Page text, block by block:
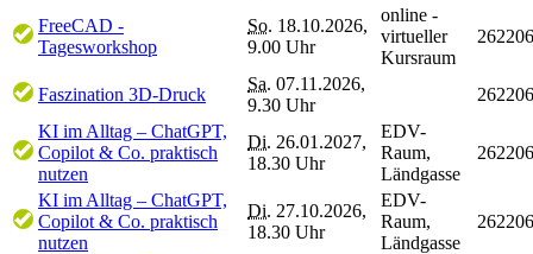
FreeCAD -
Tagesworkshop
So. 18.10.2026,
9.00 Uhr
online -
virtueller
Kursraum
Faszination 3D-Druck
Sa. 07.11.2026,
9.30 Uhr
KI im Alltag – ChatGPT,
Copilot & Co. praktisch
nutzen
Di. 26.01.2027,
18.30 Uhr
EDV-
Raum,
Ländgasse
KI im Alltag – ChatGPT,
Copilot & Co. praktisch
nutzen
Di. 27.10.2026,
18.30 Uhr
EDV-
Raum,
Ländgasse